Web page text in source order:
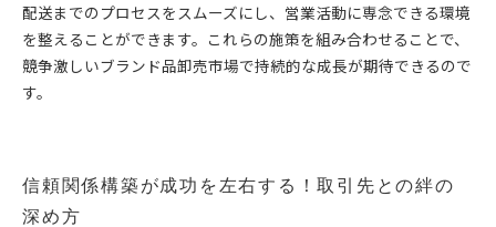
配送までのプロセスをスムーズにし、営業活動に専念できる環境
を整えることができます。これらの施策を組み合わせることで、
競争激しいブランド品卸売市場で持続的な成長が期待できるので
す。
信頼関係構築が成功を左右する！取引先との絆の
深め方